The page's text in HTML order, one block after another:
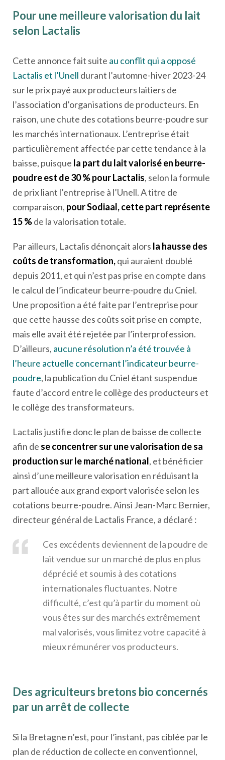
Pour une meilleure valorisation du lait
selon Lactalis
Cette annonce fait suite au conflit qui a opposé
Lactalis et l’Unell durant l’automne-hiver 2023-24
sur le prix payé aux producteurs laitiers de
l’association d’organisations de producteurs. En
raison, une chute des cotations beurre-poudre sur
les marchés internationaux. L’entreprise était
particulièrement affectée par cette tendance à la
baisse, puisque la part du lait valorisé en beurre-
poudre est de 30 % pour Lactalis, selon la formule
de prix liant l’entreprise à l’Unell. A titre de
comparaison, pour Sodiaal, cette part représente
15 %de la valorisation totale.
Par ailleurs, Lactalis dénonçait alors la hausse des
coûts de transformation,qui auraient doublé
depuis 2011, et qui n’est pas prise en compte dans
le calcul de l’indicateur beurre-poudre du Cniel.
Une proposition a été faite par l’entreprise pour
que cette hausse des coûts soit prise en compte,
mais elle avait été rejetée par l’interprofession.
D’ailleurs, aucune résolution n’a été trouvée à
l’heure actuelle concernant l’indicateur beurre-
poudre, la publication du Cniel étant suspendue
faute d’accord entre le collège des producteurs et
le collège des transformateurs.
Lactalis justifie donc le plan de baisse de collecte
afin de se concentrer sur une valorisation de sa
production sur le marché national, et bénéficier
ainsi d’une meilleure valorisation en réduisant la
part allouée aux grand export valorisée selon les
cotations beurre-poudre. Ainsi Jean-Marc Bernier,
directeur général de Lactalis France, a déclaré :
Ces excédents deviennent de la poudre de
lait vendue sur un marché de plus en plus
déprécié et soumis à des cotations
internationales fluctuantes. Notre
difficulté, c’est qu’à partir du moment où
vous êtes sur des marchés extrêmement
mal valorisés, vous limitez votre capacité à
mieux rémunérer vos producteurs.
Des agriculteurs bretons bio concernés
par un arrêt de collecte
Si la Bretagne n’est, pour l’instant, pas ciblée par le
plan de réduction de collecte en conventionnel,